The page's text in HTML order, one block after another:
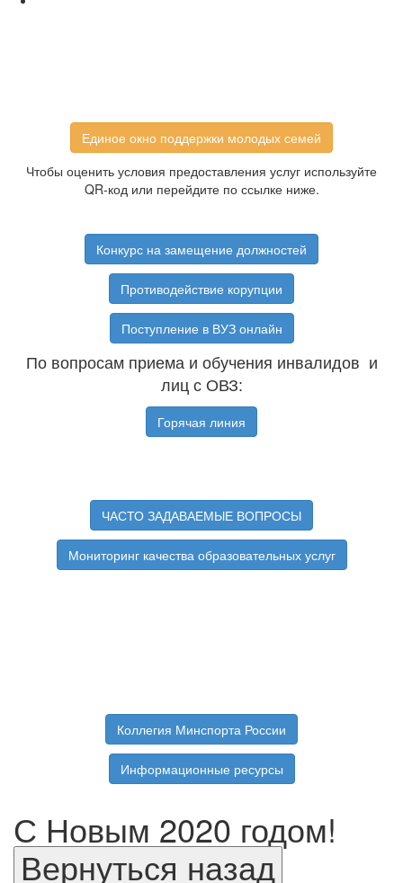
Единое окно поддержки молодых семей
Чтобы оценить условия предоставления услуг используйте
QR-код или перейдите по ссылке ниже.
Конкурс на замещение должностей
Противодействие корупции
Поступление в ВУЗ онлайн
По вопросам приема и обучения инвалидов и
лиц с ОВЗ:
Горячая линия
ЧАСТО ЗАДАВАЕМЫЕ ВОПРОСЫ
Мониторинг качества образовательных услуг
Коллегия Минспорта России
Информационные ресурсы
С Новым 2020 годом!